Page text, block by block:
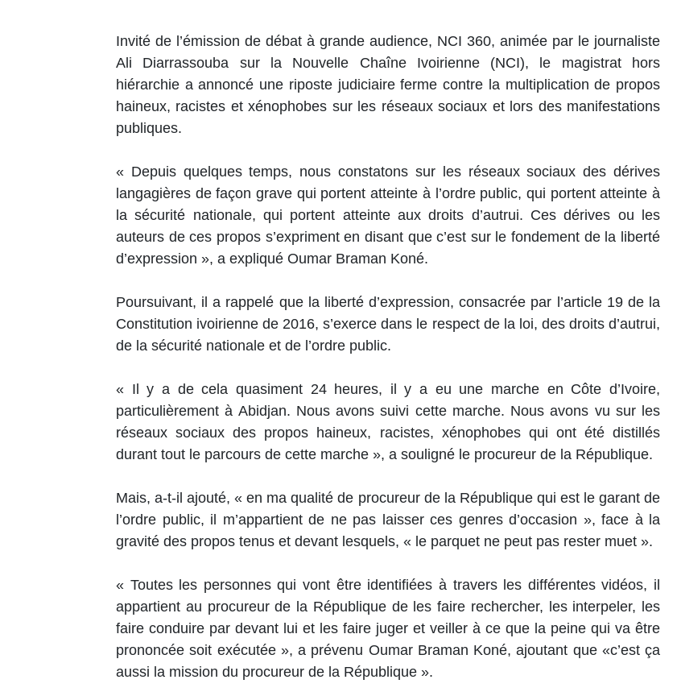
Invité de l’émission de débat à grande audience, NCI 360, animée par le journaliste
Ali Diarrassouba sur la Nouvelle Chaîne Ivoirienne (NCI), le magistrat hors
hiérarchie a annoncé une riposte judiciaire ferme contre la multiplication de propos
haineux, racistes et xénophobes sur les réseaux sociaux et lors des manifestations
publiques.
« Depuis quelques temps, nous constatons sur les réseaux sociaux des dérives
langagières de façon grave qui portent atteinte à l’ordre public, qui portent atteinte à
la sécurité nationale, qui portent atteinte aux droits d’autrui. Ces dérives ou les
auteurs de ces propos s’expriment en disant que c’est sur le fondement de la liberté
d’expression », a expliqué Oumar Braman Koné.
Poursuivant, il a rappelé que la liberté d’expression, consacrée par l’article 19 de la
Constitution ivoirienne de 2016, s’exerce dans le respect de la loi, des droits d’autrui,
de la sécurité nationale et de l’ordre public.
« Il y a de cela quasiment 24 heures, il y a eu une marche en Côte d’Ivoire,
particulièrement à Abidjan. Nous avons suivi cette marche. Nous avons vu sur les
réseaux sociaux des propos haineux, racistes, xénophobes qui ont été distillés
durant tout le parcours de cette marche », a souligné le procureur de la République.
Mais, a-t-il ajouté, « en ma qualité de procureur de la République qui est le garant de
l’ordre public, il m’appartient de ne pas laisser ces genres d’occasion », face à la
gravité des propos tenus et devant lesquels, « le parquet ne peut pas rester muet ».
« Toutes les personnes qui vont être identifiées à travers les différentes vidéos, il
appartient au procureur de la République de les faire rechercher, les interpeler, les
faire conduire par devant lui et les faire juger et veiller à ce que la peine qui va être
prononcée soit exécutée », a prévenu Oumar Braman Koné, ajoutant que «c’est ça
aussi la mission du procureur de la République ».